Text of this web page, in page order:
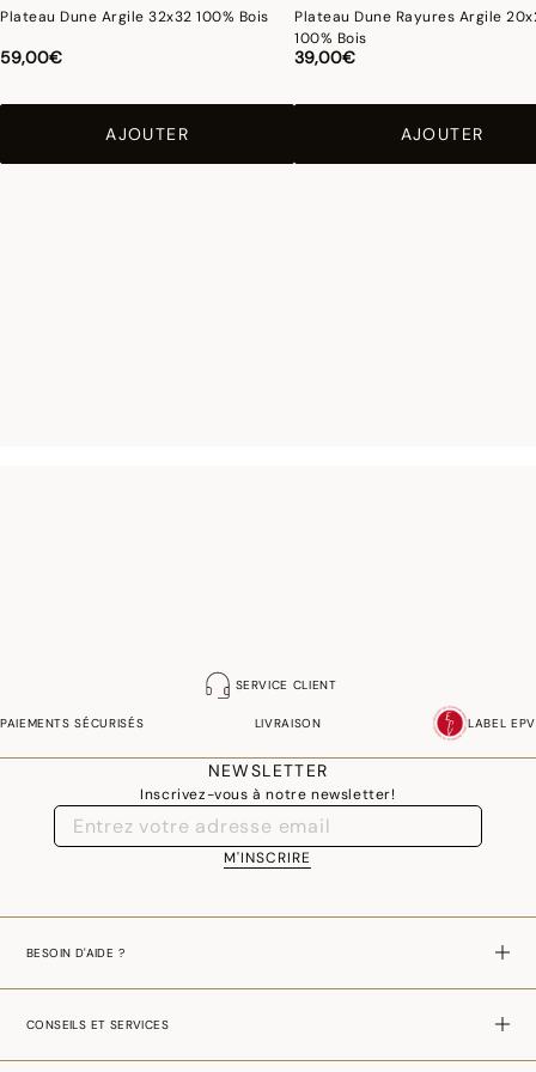
Plateau Dune Argile 32x32 100% Bois
59,00€
AJOUTER
Plateau Dune Rayures Argile
100% Bois
39,00€
AJOUTER
SERVICE CLIENT
PAIEMENTS SÉCURISÉS LIVRAISON LABEL EPV
NEWSLETTER
Inscrivez-vous à notre newsletter!
M'INSCRIRE
BESOIN D'AIDE ?
CONSEILS ET SERVICES